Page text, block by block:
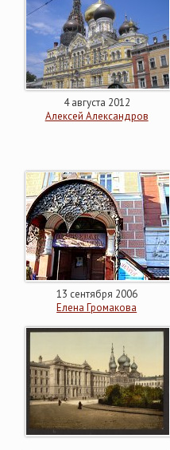
4 августа 2012
Алексей Александров
13 сентября 2006
Елена Громакова